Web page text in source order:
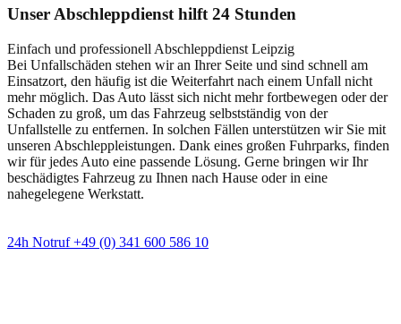
Unser Abschleppdienst hilft 24 Stunden
Einfach und professionell Abschleppdienst Leipzig
Bei Unfallschäden stehen wir an Ihrer Seite und sind schnell am
Einsatzort, den häufig ist die Weiterfahrt nach einem Unfall nicht
mehr möglich. Das Auto lässt sich nicht mehr fortbewegen oder der
Schaden zu groß, um das Fahrzeug selbstständig von der
Unfallstelle zu entfernen. In solchen Fällen unterstützen wir Sie mit
unseren Abschleppleistungen. Dank eines großen Fuhrparks, finden
wir für jedes Auto eine passende Lösung. Gerne bringen wir Ihr
beschädigtes Fahrzeug zu Ihnen nach Hause oder in eine
nahegelegene Werkstatt.
24h Notruf +49 (0) 341 600 586 10